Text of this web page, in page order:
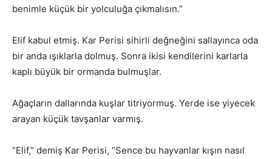
benimle küçük bir yolculuğa çıkmalısın.”
Elif kabul etmiş. Kar Perisi sihirli değneğini sallayınca oda
bir anda ışıklarla dolmuş. Sonra ikisi kendilerini karlarla
kaplı büyük bir ormanda bulmuşlar.
Ağaçların dallarında kuşlar titriyormuş. Yerde ise yiyecek
arayan küçük tavşanlar varmış.
“Elif,” demiş Kar Perisi, “Sence bu hayvanlar kışın nasıl